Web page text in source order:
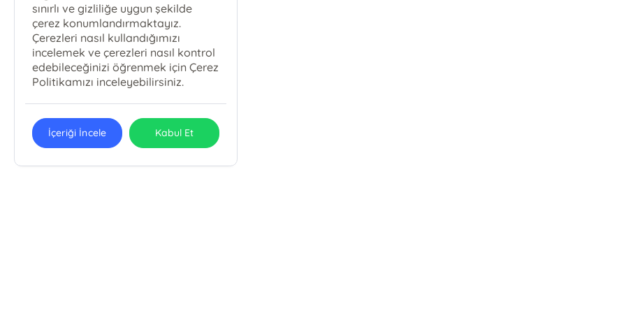
sınırlı ve gizliliğe uygun şekilde
çerez konumlandırmaktayız.
Çerezleri nasıl kullandığımızı
incelemek ve çerezleri nasıl kontrol
edebileceğinizi öğrenmek için Çerez
Politikamızı inceleyebilirsiniz.
İçeriği İncele Kabul Et